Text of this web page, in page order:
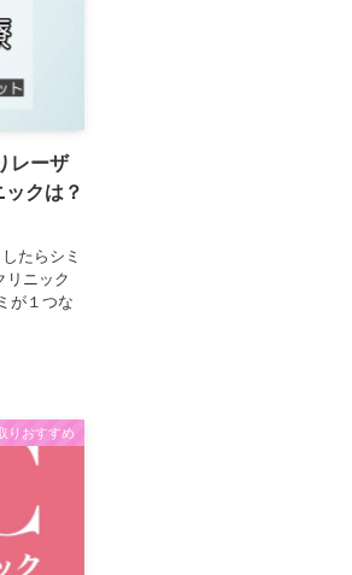
レーザ
クは？
たらシミ
リニック
が１つな
りおすすめ